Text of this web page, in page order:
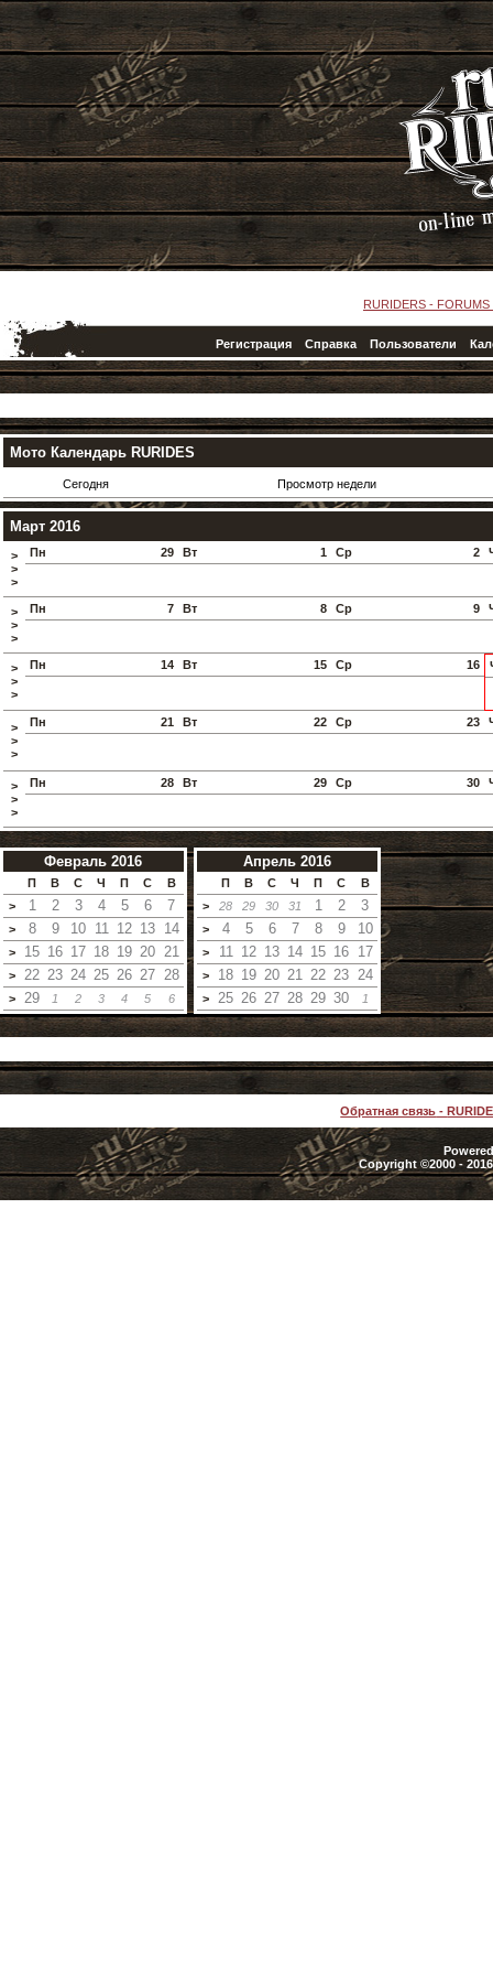
RURIDERS - FORUMS
Регистрация Справка Пользователи
Мото Календарь RURIDES
Сегодня Просмотр недели
Март 2016
>
>
>
29
Пн 1
Вт 2
Ср
>
>
>
7
Пн 8
Вт 9
Ср
>
>
>
14
Пн 15
Вт 16
Ср
>
>
>
21
Пн 22
Вт 23
Ср
>
>
>
28
Пн 29
Вт 30
Ср
Февраль 2016
П В С Ч П С
В
>
1 2 3 4 5 6 7
> 8 9 10 11 12 13 14
> 15 16 17 18 19 20 21
> 22 23 24 25 26 27 28
> 29 1 2 3 4 5 6
Апрель 2016
П В С Ч П С
В
>
28 29 30 31 1 2 3
> 4 5 6 7 8 9 10
> 11 12 13 14 15 16 17
> 18 19 20 21 22 23 24
> 25 26 27 28 29 30 1
Обратная связь -
Copyright ©2000 -